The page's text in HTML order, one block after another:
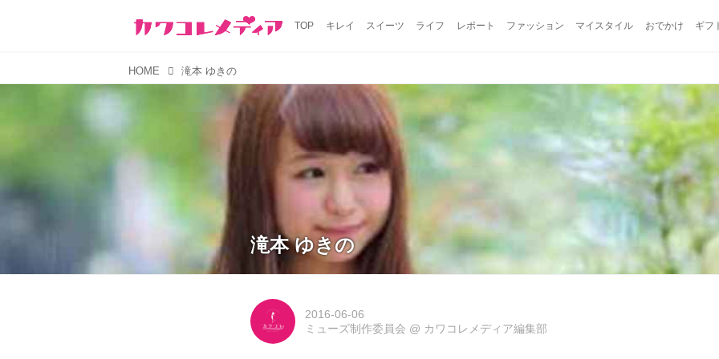
TOP キレイ スイーツ ライフ レポート ファッション マイスタイル おでかけ ギフ
HOME 滝本 ゆきの
滝本 ゆきの
2016-06-06
ミューズ制作委員会 @ カワコレメディア編集部